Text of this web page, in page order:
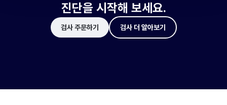
진단을 시작해 보세요.
검사 주문하기 검사 더 알아보기